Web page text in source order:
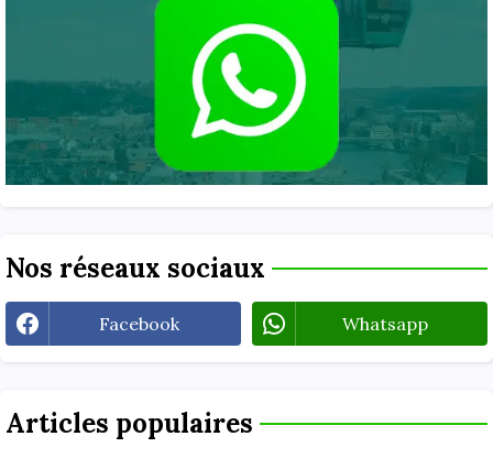
Nos réseaux sociaux
Facebook Whatsapp
Articles populaires